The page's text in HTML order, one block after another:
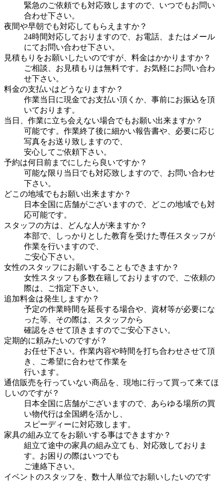
緊急のご依頼でも対応致しますので、いつでもお問い
合わせ下さい。
夜間や早朝でも対応してもらえますか？
24時間対応しておりますので、お電話、またはメール
にてお問い合わせ下さい。
見積もりをお願いしたいのですが、料金はかかりますか？
ご相談、お見積もりは無料です。お気軽にお問い合わ
せ下さい。
料金の支払いはどうなりますか？
作業当日に現金でお支払い頂くか、事前にお振込を頂
いております。
当日、作業に立ち会えない場合でもお願い出来ますか？
可能です。作業終了後に細かい報告書や、必要に応じ
写真をお送り致しますので、
安心してご依頼下さい。
予約は何日前までにしたら良いですか？
可能な限り当日でも対応致しますので、お問い合わせ
下さい。
どこの地域でもお願い出来ますか？
日本全国に店舗がございますので、どこの地域でも対
応可能です。
スタッフの方は、どんな人が来ますか？
本部で、しっかりとした教育を受けた専任スタッフが
作業を行いますので、
ご安心下さい。
女性のスタッフにお願いすることもできますか？
女性スタッフも多数在籍しておりますので、ご依頼の
際は、ご指定下さい。
追加料金は発生しますか？
予定の作業時間を延長する場合や、資材等が必要にな
った等、その際は、スタッフから
確認をさせて頂きますのでご安心下さい。
定期的に頼みたいのですが？
お任せ下さい。作業内容や時間を打ち合わせさせて頂
き、ご希望に合わせて作業を
行います。
通信販売を行っていない商品を、現地に行って買って来てほ
しいのですが？
日本全国に店舗がございますので、あらゆる場所の買
い物代行は全国網を活かし、
スピーディーに対応致します。
家具の組み立てをお願いする事はできますか？
組立て途中の家具の組み立ても、対応致しておりま
す。お困りの際はいつでも
ご連絡下さい。
イベントのスタッフを、数十人単位でお願いしたいのです